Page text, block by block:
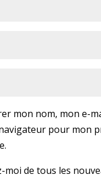
mon nom, mon e-
pour mon
moi de tous les